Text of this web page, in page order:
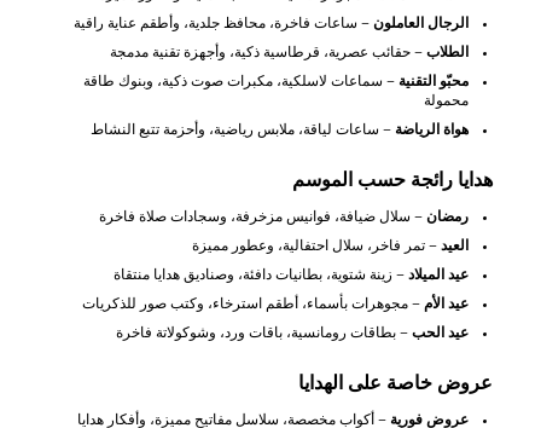
الرجال العاملون – ساعات فاخرة، محافظ جلدية، وأطقم عناية راقية
الطلاب – حقائب عصرية، قرطاسية ذكية، وأجهزة تقنية مدمجة
محبّو التقنية – سماعات لاسلكية، مكبرات صوت ذكية، وبنوك طاقة
محمولة
هواة الرياضة – ساعات لياقة، ملابس رياضية، وأحزمة تتبع النشاط
هدايا رائجة حسب الموسم
رمضان – سلال ضيافة، فوانيس مزخرفة، وسجادات صلاة فاخرة
العيد – تمر فاخر، سلال احتفالية، وعطور مميزة
عيد الميلاد – زينة شتوية، بطانيات دافئة، وصناديق هدايا منتقاة
عيد الأم – مجوهرات بأسماء، أطقم استرخاء، وكتب صور للذكريات
عيد الحب – بطاقات رومانسية، باقات ورد، وشوكولاتة فاخرة
عروض خاصة على الهدايا
عروض فورية – أكواب مخصصة، سلاسل مفاتيح مميزة، وأفكار هدايا